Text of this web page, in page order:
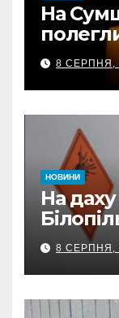
На
8 СЕРПНЯ,
НОВИНИ
На
8 СЕРПНЯ,